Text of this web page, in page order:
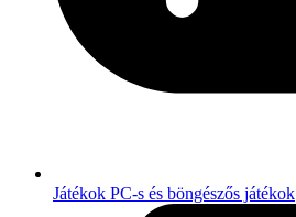
Játékok PC-s és böngészős játékok